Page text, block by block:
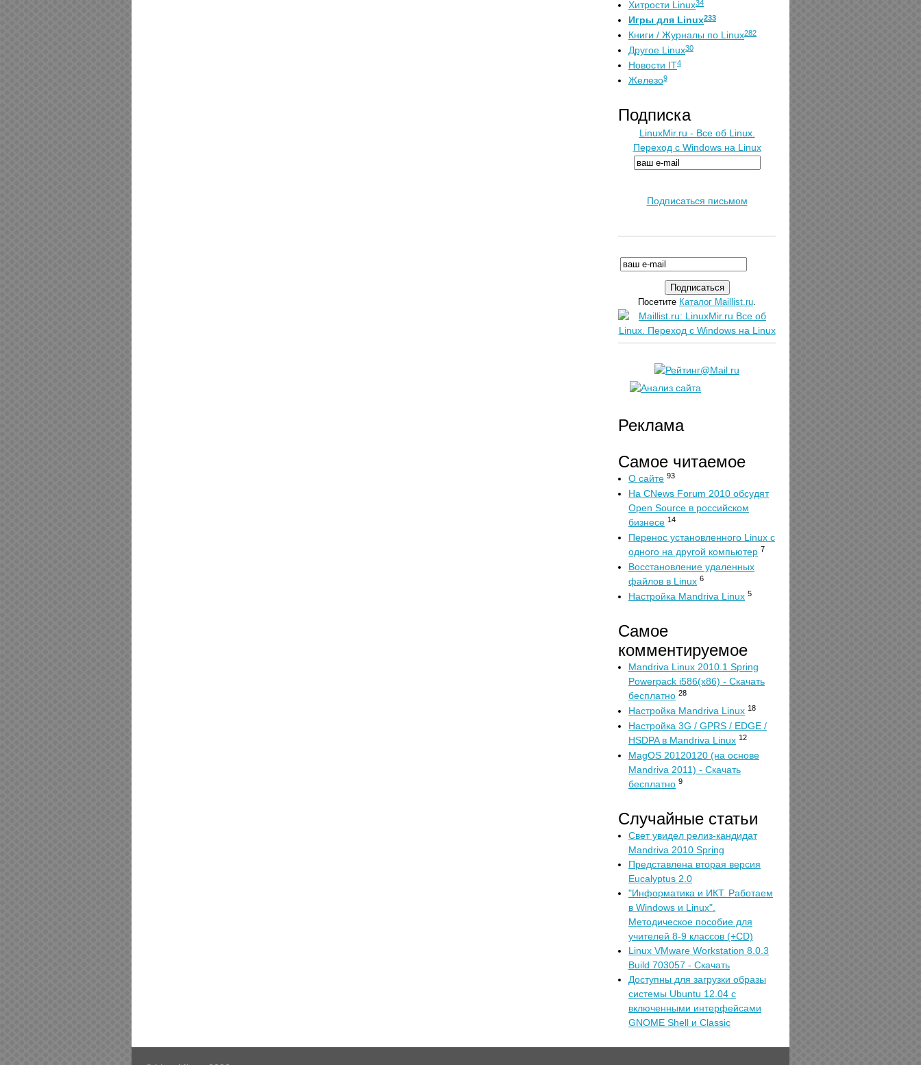
Хитрости Linux34
Игры для Linux233
Книги / Журналы по Linux282
Другое Linux30
Новости IT4
Железо9
Подписка
LinuxMir.ru - Все об Linux.
Переход с Windows на Linux
Подписаться письмом
Посетите Каталог Maillist.ru.
Реклама
Самое читаемое
О сайте 93
На CNews Forum 2010 обсудят
Open Source в российском
бизнесе 14
Перенос установленного Linux с
одного на другой компьютер 7
Восстановление удаленных
файлов в Linux 6
Настройка Mandriva Linux 5
Самое
комментируемое
Mandriva Linux 2010.1 Spring
Powerpack i586(x86) - Скачать
бесплатно 28
Настройка Mandriva Linux 18
Настройка 3G / GPRS / EDGE /
HSDPA в Mandriva Linux 12
MagOS 20120120 (на основе
Mandriva 2011) - Скачать
бесплатно 9
Случайные статьи
Свет увидел релиз-кандидат
Mandriva 2010 Spring
Представлена вторая версия
Eucalyptus 2.0
"Информатика и ИКТ. Работаем
в Windows и Linux".
Методическое пособие для
учителей 8-9 классов (+CD)
Linux VMware Workstation 8.0.3
Build 703057 - Скачать
Доступны для загрузки образы
системы Ubuntu 12.04 с
включенными интерфейсами
GNOME Shell и Classic